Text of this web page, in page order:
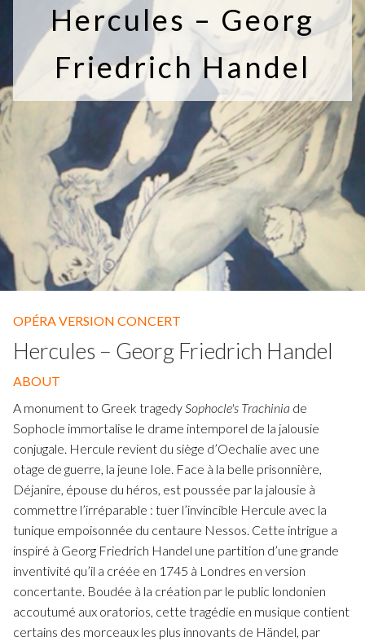
Fuoco Obbligato
Fuoco Jazz
CDs
Videos
Press
Outreach
Support us
Contact
FR
Hercules – Georg
Friedrich Handel
OPÉRA VERSION CONCERT
Hercules – Georg Friedrich Handel
ABOUT
A monument to Greek tragedySophocle's Trachinia de
Sophocle immortalise le drame intemporel de la jalousie
conjugale. Hercule revient du siège d’Oechalie avec une
otage de guerre, la jeune Iole. Face à la belle prisonnière,
Déjanire, épouse du héros, est poussée par la jalousie à
commettre l’irréparable : tuer l’invincible Hercule avec la
tunique empoisonnée du centaure Nessos. Cette intrigue a
inspiré à Georg Friedrich Handel une partition d’une grande
inventivité qu’il a créée en 1745 à Londres en version
concertante. Boudée à la création par le public londonien
accoutumé aux oratorios, cette tragédie en musique contient
certains des morceaux les plus innovants de Händel, par